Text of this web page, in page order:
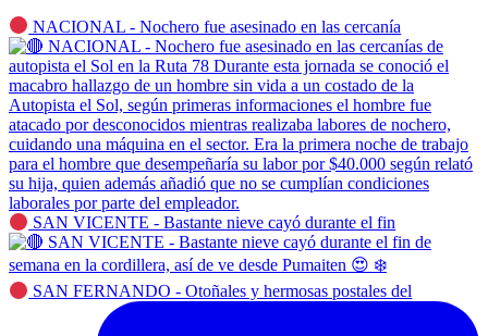
NACIONAL - Nochero fue asesinado en las cercanía
SAN VICENTE - Bastante nieve cayó durante el fin
SAN FERNANDO - Otoñales y hermosas postales del